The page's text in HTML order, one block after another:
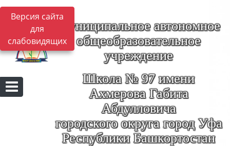
Версия сайта
для
слабовидящих
Муниципальное автономное
общеобразовательное
учреждение
Школа № 97 имени
Ахмерова Габита
Абдулловича
городского округа город Уфа
Республики Башкортостан